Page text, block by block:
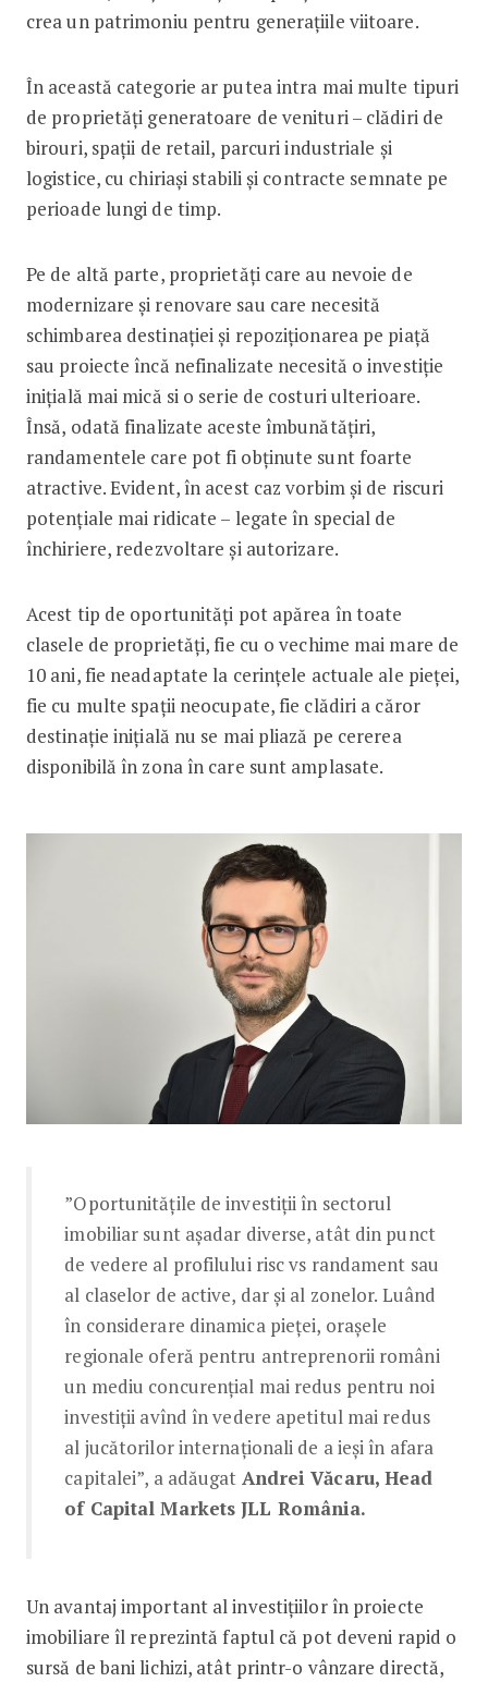
crea un patrimoniu pentru generațiile viitoare.
În această categorie ar putea intra mai multe tipuri
de proprietăți generatoare de venituri – clădiri de
birouri, spații de retail, parcuri industriale și
logistice, cu chiriași stabili și contracte semnate pe
perioade lungi de timp.
Pe de altă parte, proprietăți care au nevoie de
modernizare și renovare sau care necesită
schimbarea destinației și repoziționarea pe piață
sau proiecte încă nefinalizate necesită o investiție
inițială mai mică si o serie de costuri ulterioare.
Însă, odată finalizate aceste îmbunătățiri,
randamentele care pot fi obținute sunt foarte
atractive. Evident, în acest caz vorbim și de riscuri
potențiale mai ridicate – legate în special de
închiriere, redezvoltare și autorizare.
Acest tip de oportunități pot apărea în toate
clasele de proprietăți, fie cu o vechime mai mare de
10 ani, fie neadaptate la cerințele actuale ale pieței,
fie cu multe spații neocupate, fie clădiri a căror
destinație inițială nu se mai pliază pe cererea
disponibilă în zona în care sunt amplasate.
”Oportunitățile de investiții în sectorul
imobiliar sunt așadar diverse, atât din punct
de vedere al profilului risc vs randament sau
al claselor de active, dar și al zonelor. Luând
în considerare dinamica pieței, orașele
regionale oferă pentru antreprenorii români
un mediu concurențial mai redus pentru noi
investiții avînd în vedere apetitul mai redus
al jucătorilor internaționali de a ieși în afara
capitalei”, a adăugat Andrei Văcaru, Head
of Capital Markets JLL România.
Un avantaj important al investițiilor în proiecte
imobiliare îl reprezintă faptul că pot deveni rapid o
sursă de bani lichizi, atât printr-o vânzare directă,